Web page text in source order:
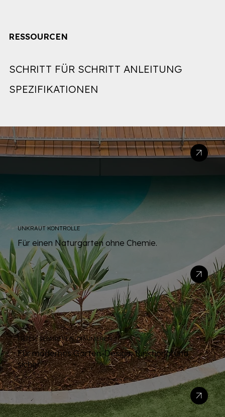
RESSOURCEN
SCHRITT FÜR SCHRITT ANLEITUNG
SPEZIFIKATIONEN
UNKRAUT KONTROLLE
Für einen Naturgarten ohne Chemie.
FILTER, SEPARIEREN, DRAINIEREN
Für modernes Garten-Design, funktional und
sicher.